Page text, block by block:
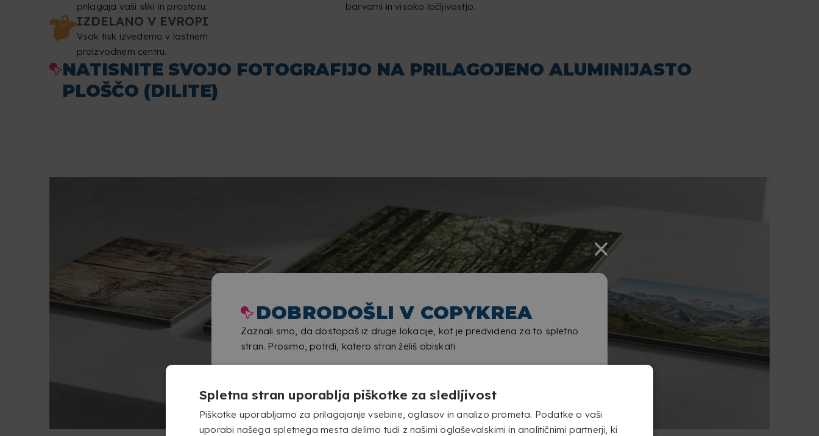
DOBRODOŠLI V COPYKREA
Zaznali smo, da dostopaš iz druge lokacije, kot je predvidena za to spletno
stran. Prosimo, potrdi, katero stran želiš obiskati
prilagaja vaši sliki in prostoru.
barvami in visoko ločljivostjo.
IZDELANO V EVROPI
Vsak tisk izvedemo v lastnem
proizvodnem centru.
NATISNITE SVOJO FOTOGRAFIJO NA PRILAGOJENO ALUMINIJASTO
PLOŠČO (DILITE)
Spletna stran uporablja piškotke za sledljivost
Piškotke uporabljamo za prilagajanje vsebine, oglasov in analizo prometa. Podatke o vaši
uporabi našega spletnega mesta delimo tudi z našimi oglaševalskimi in analitičnimi partnerji, ki